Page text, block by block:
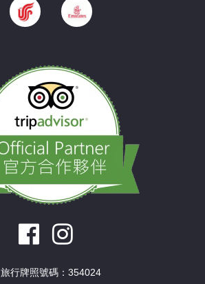
旅行牌照號碼：354024